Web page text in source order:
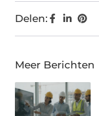
Delen:
Meer Berichten